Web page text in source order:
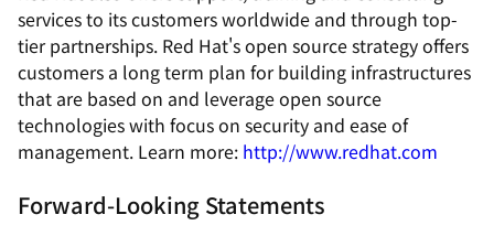
services to its customers worldwide and through top-
tier partnerships. Red Hat's open source strategy offers
customers a long term plan for building infrastructures
that are based on and leverage open source
technologies with focus on security and ease of
management. Learn more: http://www.redhat.com
Forward-Looking Statements